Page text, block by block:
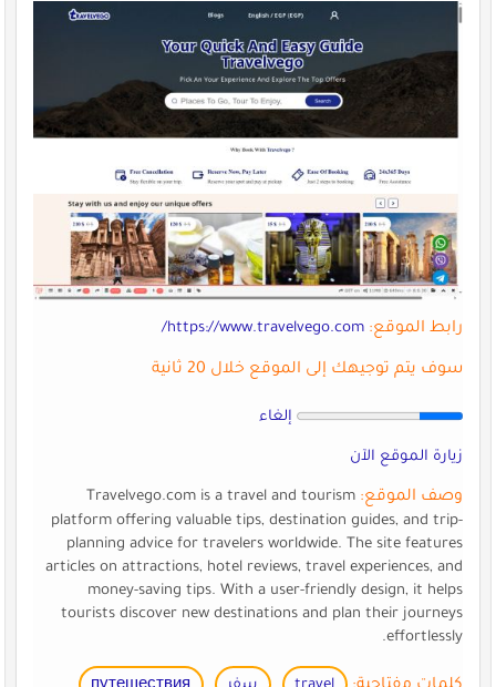
رابط الموقع: https://www.travelvego.com/
سوف يتم توجيهك إلى الموقع خلال 20 ثانية
إلغاء
زيارة الموقع الآن
وصف الموقع: Travelvego.com is a travel and tourism
platform offering valuable tips, destination guides, and trip-
planning advice for travelers worldwide. The site features
articles on attractions, hotel reviews, travel experiences, and
money-saving tips. With a user-friendly design, it helps
tourists discover new destinations and plan their journeys
effortlessly.